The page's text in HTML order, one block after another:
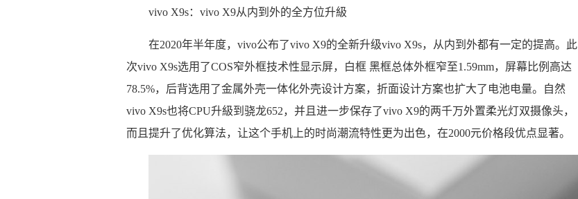
vivo X9s：vivo X9从内到外的全方位升級
在2020年半年度，vivo公布了vivo X9的全新升级vivo X9s，从内到外都有一定的提高。此
次vivo X9s选用了COS窄外框技术性显示屏，白框 黑框总体外框窄至1.59mm，屏幕比例高达
78.5%，后背选用了金属外壳一体化外壳设计方案，折面设计方案也扩大了电池电量。自然
vivo X9s也将CPU升級到骁龙652，并且进一步保存了vivo X9的两千万外置柔光灯双摄像头，
而且提升了优化算法，让这个手机上的时尚潮流特性更为出色，在2000元价格段优点显著。